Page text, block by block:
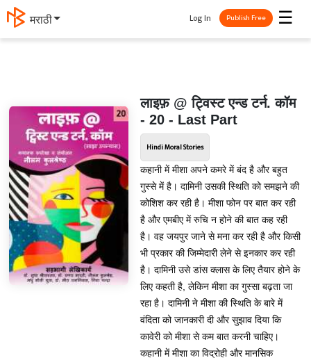
मराठी ☰
Log In Publish Free
लाइफ़ @ ट्विस्ट एन्ड टर्न. कॉम
- 20 - Last Part
Hindi Moral Stories
कहानी में मीशा अपने कमरे में बंद है और बहुत
गुस्से में है। दामिनी उसकी स्थिति को समझने की
कोशिश कर रही है। मीशा फोन पर बात कर रही
है और एमबीए में रुचि न होने की बात कह रही
है। वह जयपुर जाने से मना कर रही है और किसी
भी प्रकार की जिम्मेदारी लेने से इनकार कर रही
है। दामिनी उसे डांस क्लास के लिए तैयार होने के
लिए कहती है, लेकिन मीशा का गुस्सा बढ़ता जा
रहा है। दामिनी ने मीशा की स्थिति के बारे में
वंदिता को जानकारी दी और सुझाव दिया कि
कावेरी को मीशा से कम बात करनी चाहिए।
कहानी में मीशा का विद्रोही और मानसिक